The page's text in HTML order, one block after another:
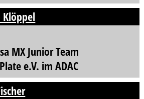
MX Junior Team
e.V. im ADAC